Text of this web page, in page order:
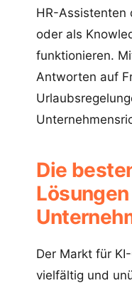
HR-Assistenten
oder als
funktionieren.
Antworten auf
Die
Der Markt für
vielfältig und